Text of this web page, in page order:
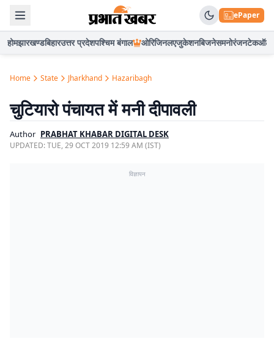
ePaper
होमझारखण्डबिहारउत्तर प्रदेशपश्चिम बंगाल ओरिजिनलएजुकेशनबिजनेसमनोरंजनटेकऑटो
Home State Jharkhand Hazaribagh
चुटियारो पंचायत में मनी दीपावली
Author PRABHAT KHABAR DIGITAL DESK
UPDATED:TUE, 29 OCT 2019 12:59 AM (IST)
विज्ञापन